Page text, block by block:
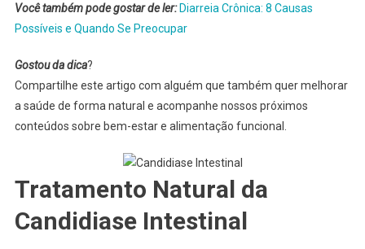
Você também pode gostar de ler:Diarreia Crônica: 8 Causas
Possíveis e Quando Se Preocupar
Gostou da dica?
Compartilhe este artigo com alguém que também quer melhorar
a saúde de forma natural e acompanhe nossos próximos
conteúdos sobre bem-estar e alimentação funcional.
Tratamento Natural da
Candidiase Intestinal